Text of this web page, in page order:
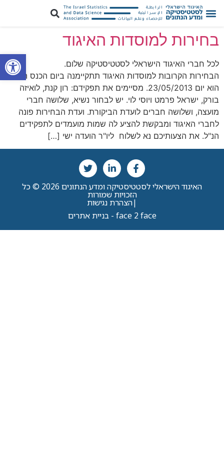
פתח
בחירות למוסדות האיגוד
לכל חברי האיגוד הישראלי לסטטיסטיקה שלום.
הבחירות הקרובות למוסדות האיגוד תתקיימנה ביום הכנס השנתי
הוא יום 23/05/2013. מסיימים את תפקידם: רון קנת, לואיזה
בורק, ישראל פרמט ויוסי לוי. יש לבחור נשיא, שלושה חברי
מועצה, ושלושה חברים לועדת הביקורת. ועדת הבחירות פונה
לחברי האיגוד ומבקשת להציע לה שמות מועמדים לתפקידים
הנ"ל. את הצעותיכם נא לשלוח ליו"ר הועדה ישי […]
האיגוד הישראלי לסטטיסטיקה ומדע הנתונים 2026 © כל
הזכויות שמורות
|הצהרת נגישות
face 2 face - בניית אתרים